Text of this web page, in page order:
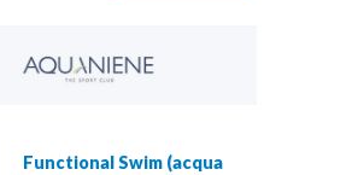
Functional Swim (acqua